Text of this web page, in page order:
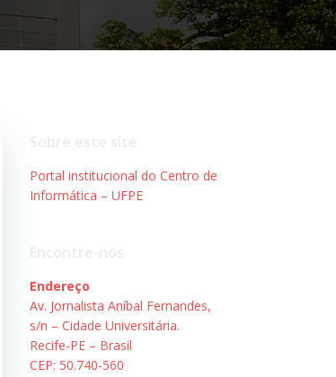
Portal institucional do Centro de
Informática – UFPE
Endereço
Av. Jornalista Aníbal Fernandes,
s/n – Cidade Universitária.
Recife-PE – Brasil
CEP: 50.740-560